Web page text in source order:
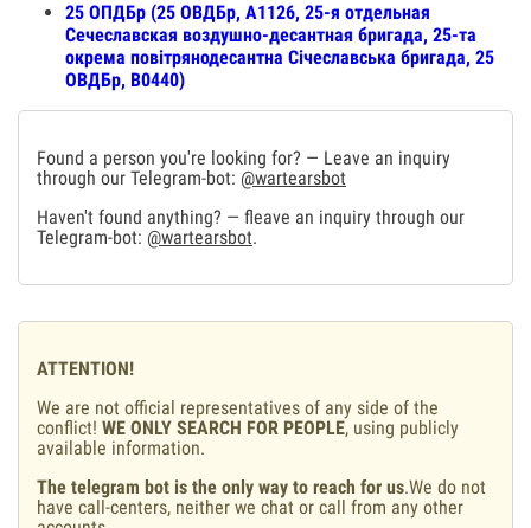
25 ОПДБр (25 ОВДБр, А1126, 25-я отдельная
Сечеславская воздушно-десантная бригада, 25-та
окрема повітрянодесантна Січеславська бригада, 25
ОВДБр, В0440)
Found a person you're looking for? — Leave an inquiry
through our Telegram-bot: @wartearsbot
Haven't found anything? — fleave an inquiry through our
Telegram-bot: @wartearsbot.
ATTENTION!
We are not official representatives of any side of the
conflict! WE ONLY SEARCH FOR PEOPLE, using publicly
available information.
The telegram bot is the only way to reach for us.We do not
have call-centers, neither we chat or call from any other